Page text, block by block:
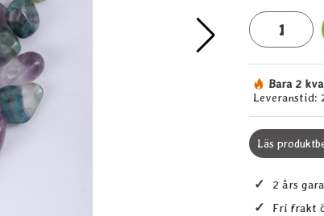
antal
Bara 2
Leveranstid:
Läs
✓ 2 års
✓ Fri frakt